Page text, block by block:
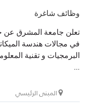
وظائف شاغرة
تعلن جامعة المشرق عن
في مجالات هندسة
البرمجيات و تقنية
...
المبنى الرئيسي